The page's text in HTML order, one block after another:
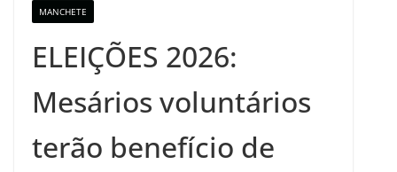
MANCHETE
ELEIÇÕES 2026:
Mesários voluntários
terão benefício de